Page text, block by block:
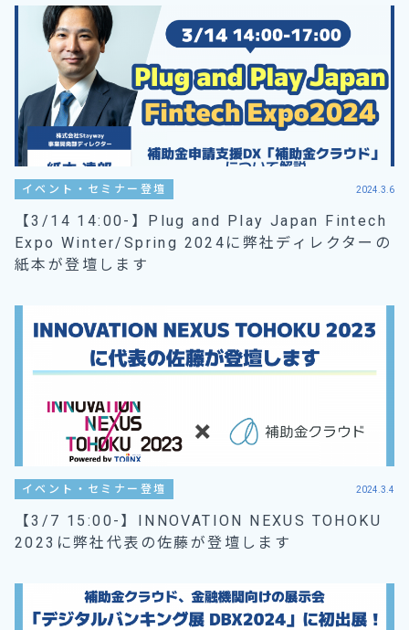
イベント・セミナー登壇 2024.3.6
【3/14 14:00-】Plug and Play Japan Fintech
Expo Winter/Spring 2024に弊社ディレクターの
紙本が登壇します
イベント・セミナー登壇 2024.3.4
【3/7 15:00-】INNOVATION NEXUS TOHOKU
2023に弊社代表の佐藤が登壇します